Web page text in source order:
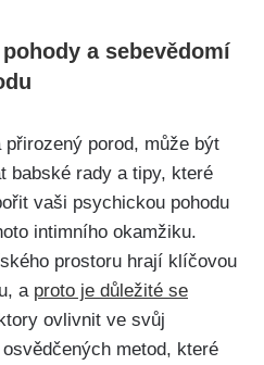
a sebevědomí
​porod, může ​být
babské⁤ rady a tipy, které
vaši psychickou pohodu
intimního okamžiku.
​prostoru hrají⁤ klíčovou⁤
a proto je důležité se
ovlivnit ‍ve ‍svůj
metod, které